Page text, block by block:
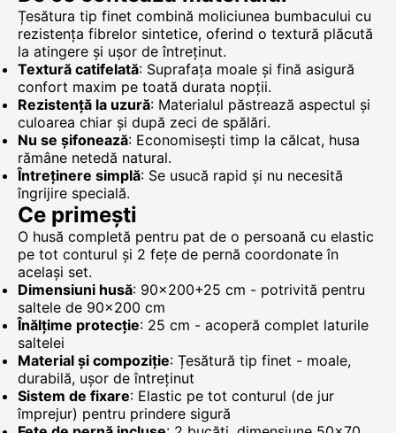
Țesătura tip finet combină moliciunea bumbacului cu
rezistența fibrelor sintetice, oferind o textură plăcută
la atingere și ușor de întreținut.
Textură catifelată: Suprafața moale și fină asigură
confort maxim pe toată durata nopții.
Rezistență la uzură: Materialul păstrează aspectul și
culoarea chiar și după zeci de spălări.
Nu se șifonează: Economisești timp la călcat, husa
rămâne netedă natural.
Întreținere simplă: Se usucă rapid și nu necesită
îngrijire specială.
Ce primești
O husă completă pentru pat de o persoană cu elastic
pe tot conturul și 2 fețe de pernă coordonate în
același set.
Dimensiuni husă: 90x200+25 cm - potrivită pentru
saltele de 90x200 cm
Înălțime protecție: 25 cm - acoperă complet laturile
saltelei
Material și compoziție: Țesătură tip finet - moale,
durabilă, ușor de întreținut
Sistem de fixare: Elastic pe tot conturul (de jur
împrejur) pentru prindere sigură